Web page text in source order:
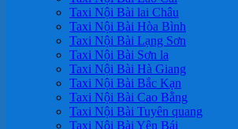
Taxi Nội Bài lai Châu
Taxi Nội Bài Hòa Bình
Taxi Nội Bài Lạng Sơn
Taxi Nội Bài Sơn la
Taxi Nội Bài Hà Giang
Taxi Nội Bài Bắc Kạn
Taxi Nội Bài Cao Bằng
Taxi Nội Bài Tuyên quang
Taxi Nội Bài Yên Bái